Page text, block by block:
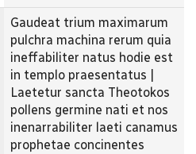
Gaudeat trium maximarum
pulchra machina rerum quia
ineffabiliter natus hodie est
in templo praesentatus |
Laetetur sancta Theotokos
pollens germine nati et nos
inenarrabiliter laeti canamus
prophetae concinentes